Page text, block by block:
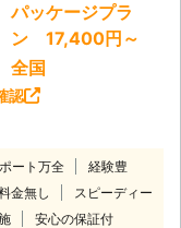
パッケージプラ
ン 17,400円～
全国
認
ート万全
経験豊
金無し
スピーディー
安心の保証付